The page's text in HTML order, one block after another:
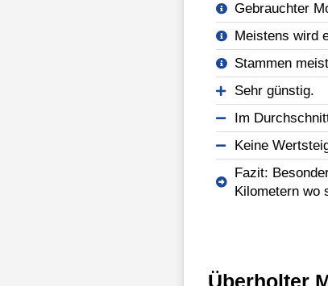
Gebrauchter
Meistens wird
Stammen
Sehr günstig.
Im
Keine
Fazit:
Kilometern wo